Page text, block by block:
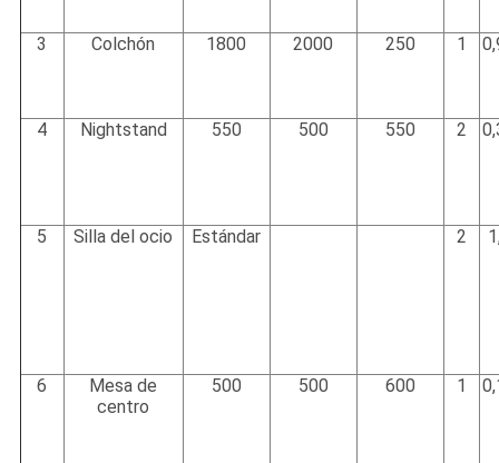
3 Colchón 1800 2000 250 1
4 Nightstand 550 500 550 2
5 Silla del ocio Estándar 2
6
Mesa de
centro
500 500 600 1